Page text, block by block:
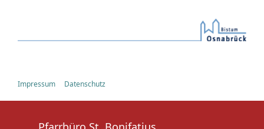
Impressum Datenschutz